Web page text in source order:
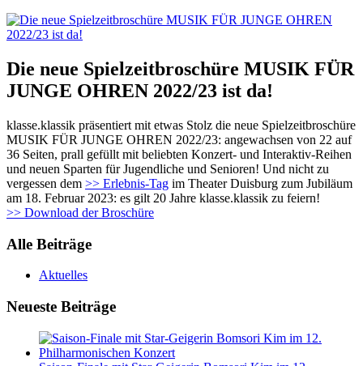
Die neue Spielzeitbroschüre MUSIK FÜR
JUNGE OHREN 2022/23 ist da!
klasse.klassik präsentiert mit etwas Stolz die neue Spielzeitbroschüre
MUSIK FÜR JUNGE OHREN 2022/23: angewachsen von 22 auf
36 Seiten, prall gefüllt mit beliebten Konzert- und Interaktiv-Reihen
und neuen Sparten für Jugendliche und Senioren! Und nicht zu
vergessen dem >> Erlebnis-Tag im Theater Duisburg zum Jubiläum
am 18. Februar 2023: es gilt 20 Jahre klasse.klassik zu feiern!
>> Download der Broschüre
Alle Beiträge
Aktuelles
Neueste Beiträge